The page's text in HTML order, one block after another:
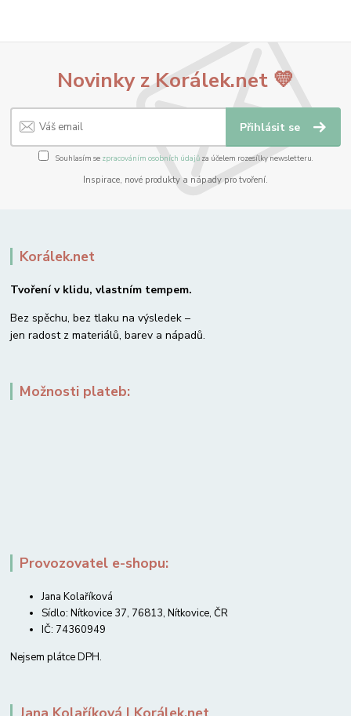
Novinky z Korálek.net 💛
Přihlásit se
Souhlasím se zpracováním osobních údajůza účelem rozesílky newsletteru.
Inspirace, nové produkty a nápady pro tvoření.
Korálek.net
Tvoření v klidu, vlastním tempem.
Bez spěchu, bez tlaku na výsledek –
jen radost z materiálů, barev a nápadů.
Možnosti plateb:
Provozovatel e-shopu:
Jana Kolaříková
Sídlo: Nítkovice 37, 76813, Nítkovice, ČR
IČ: 74360949
Nejsem plátce DPH.